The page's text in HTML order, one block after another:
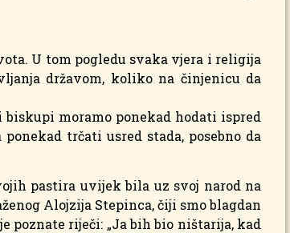
U tom pogledu svaka vjera i religija
državom, koliko na činjenicu da
biskupi moramo ponekad hodati ispred
trčati usred stada, posebno da
pastira uvijek bila uz svoj narod na
Alojzija Stepinca, čiji smo blagdan
poznate riječi: „Ja bih bio ništarija, kad